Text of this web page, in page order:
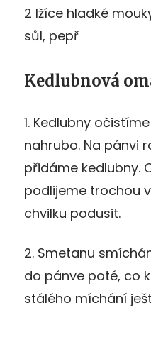
2 lžíce hladké
sůl, pepř
Kedlubnová
1. Kedlubny
nahrubo. Na pánvi
přidáme kedlubny.
podlijeme trochou
chvilku podusit.
2. Smetanu
do pánve poté, co
stálého míchání